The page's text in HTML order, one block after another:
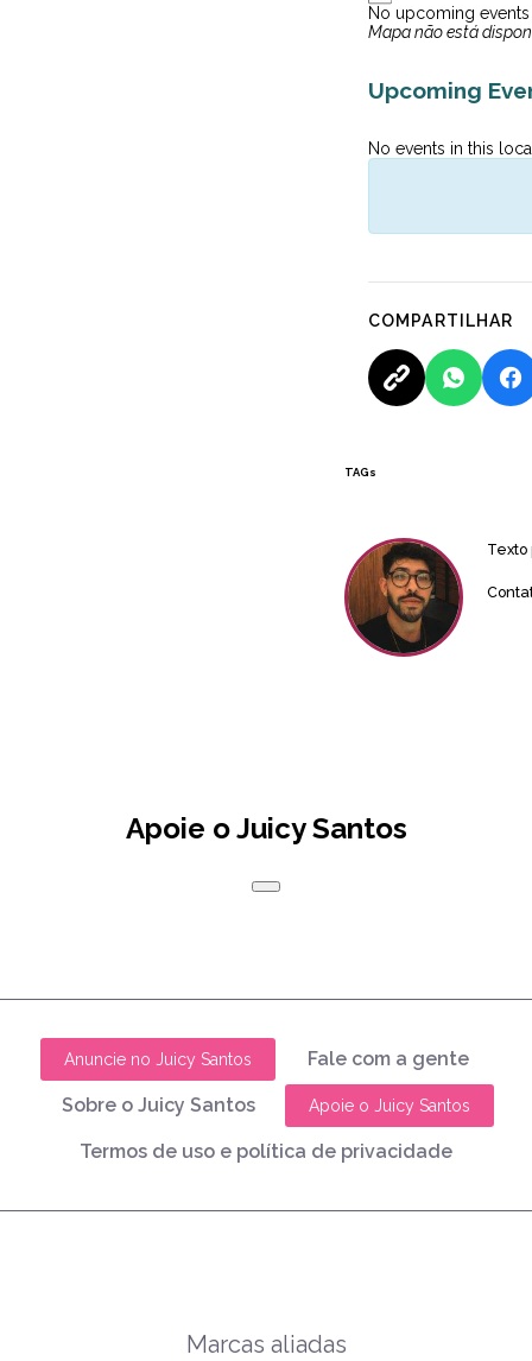
No upcoming events
Mapa não está
Upcoming
No events in this
COMPARTILHAR
TAGs
Texto
Apoie o Juicy Santos
Anuncie no Juicy Santos Fale com a gente
Sobre o Juicy Santos Apoie o Juicy Santos
Termos de uso e política de privacidade
Marcas aliadas